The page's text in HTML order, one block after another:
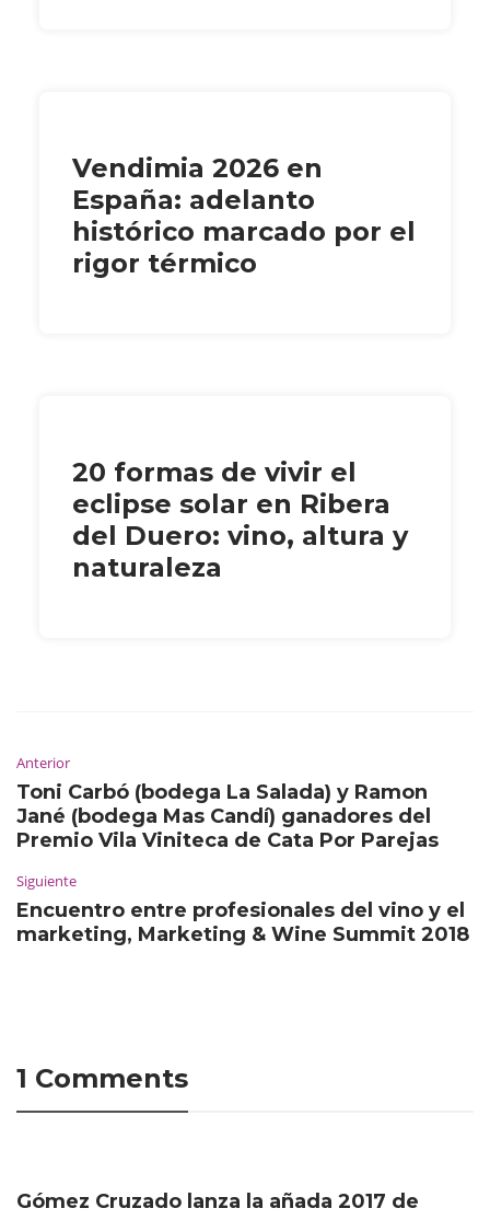
Vendimia 2026 en
España: adelanto
histórico marcado por el
rigor térmico
20 formas de vivir el
eclipse solar en Ribera
del Duero: vino, altura y
naturaleza
Anterior
Toni Carbó (bodega La Salada) y Ramon
Jané (bodega Mas Candí) ganadores del
Premio Vila Viniteca de Cata Por Parejas
Siguiente
Encuentro entre profesionales del vino y el
marketing, Marketing & Wine Summit 2018
1 Comments
Gómez Cruzado lanza la añada 2017 de